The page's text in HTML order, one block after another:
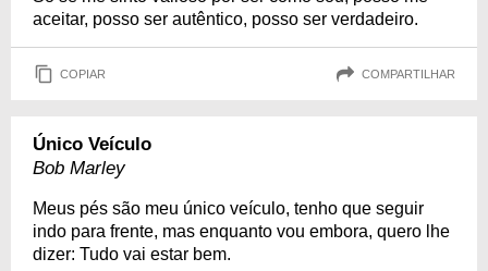
aceitar, posso ser autêntico, posso ser verdadeiro.
COPIAR COMPARTILHAR
Único Veículo
Bob Marley
Meus pés são meu único veículo, tenho que seguir
indo para frente, mas enquanto vou embora, quero lhe
dizer: Tudo vai estar bem.